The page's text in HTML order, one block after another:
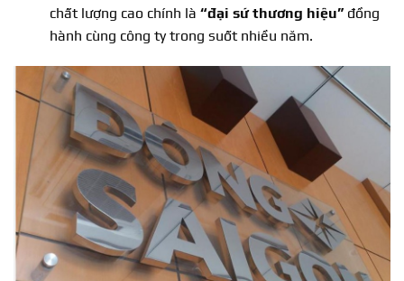
chất lượng cao chính là “đại sứ thương hiệu” đồng
hành cùng công ty trong suốt nhiều năm.